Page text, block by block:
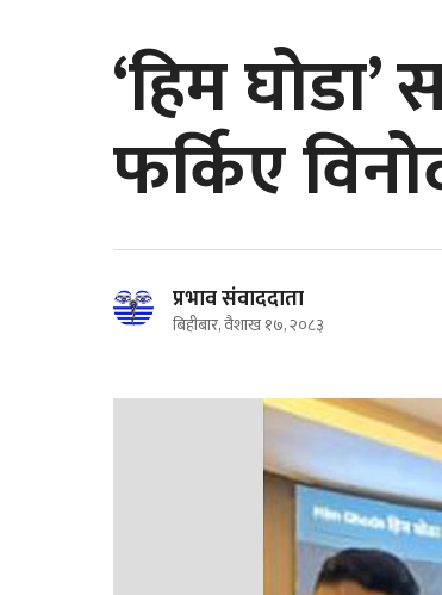
‘हिम
फर्किए
प्रभाव संवाददाता
बिहीबार, वैशाख १७, २०८३